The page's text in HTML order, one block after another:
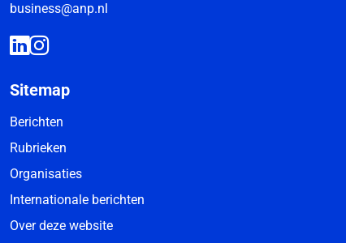
business@anp.nl
Sitemap
Berichten
Rubrieken
Organisaties
Internationale berichten
Over deze website